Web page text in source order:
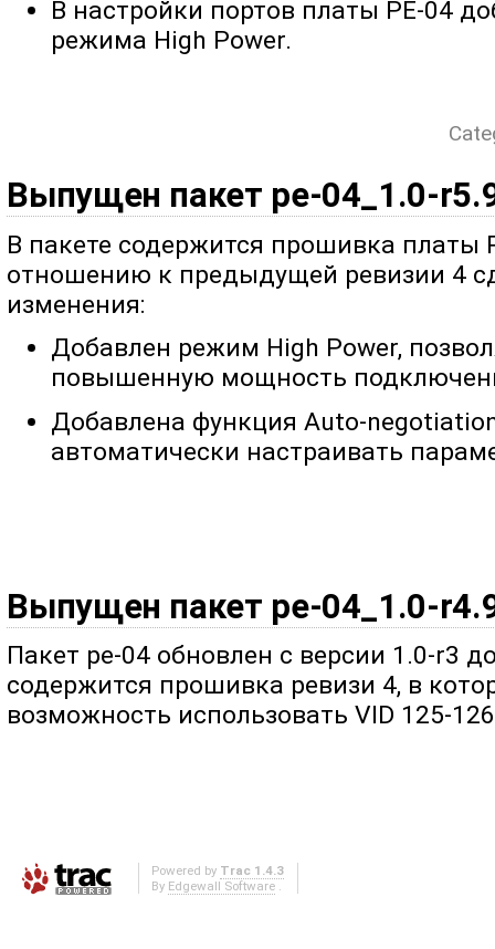
В настройки портов платы PE-04
режима High Power.
Выпущен пакет pe-04_1.0-
В пакете содержится прошивка платы
отношению к предыдущей ревизии 4
изменения:
Добавлен режим High Power,
повышенную мощность
Добавлена функция Auto-
автоматически настраивать
Выпущен пакет pe-04_1.0-
Пакет pe-04 обновлен с версии 1.0-r3
содержится прошивка ревизи 4, в
возможность использовать VID 125-
Powered by Trac 1.4.3
By Edgewall Software .